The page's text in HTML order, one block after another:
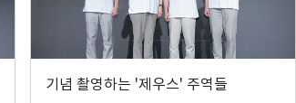
기념 촬영하는 '제우스' 주역들